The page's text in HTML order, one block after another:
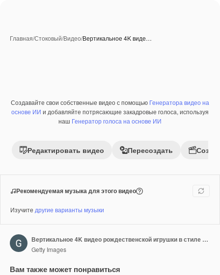
Главная/Стоковый/Видео/Вертикальное 4K виде…
Премиум
Создавайте свои собственные видео с помощью Генератора видео на
основе ИИ и добавляйте потрясающие закадровые голоса, используя
наш Генератор голоса на основе ИИ
Редактировать видео Пересоздать
Рекомендуемая музыка для этого видео
Изучите другие варианты музыки
Вертикальное 4K видео рождественской игрушки в стиле дудл на белом фоне.
Getty Images
Вам также может понравиться